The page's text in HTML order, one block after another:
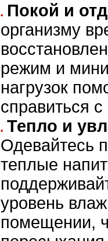
Покой и
организму
режим и
нагрузок
справиться
Тепло и
Одевайтесь
теплые
уровень
помещении,